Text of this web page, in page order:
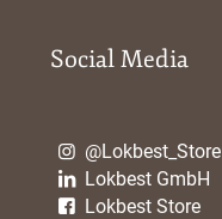
Social Media
@Lokbest_Store
Lokbest GmbH
Lokbest Store